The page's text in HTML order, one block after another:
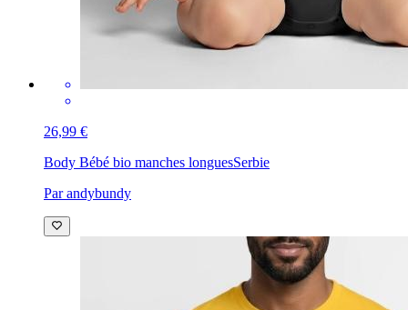
26,99 €
Body Bébé bio manches longuesSerbie
Par andybundy